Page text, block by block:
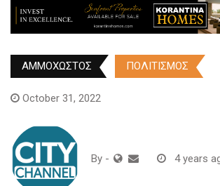
ΑΜΜΟΧΩΣΤΟΣ ΠΟΛΙΤΙΣΜΟΣ
October 31, 2022
By - 4 years